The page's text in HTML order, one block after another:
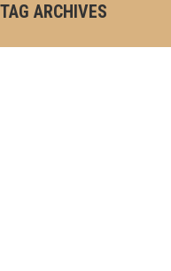
TAG ARCHIVES: